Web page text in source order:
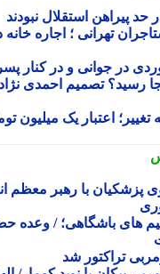
استقلال نبودند
جوانی و در کنار پسران
اعتبار یک میلیون
با رهبر معظم
باشگاهی؛ / وعده حضور
تراکتور شد